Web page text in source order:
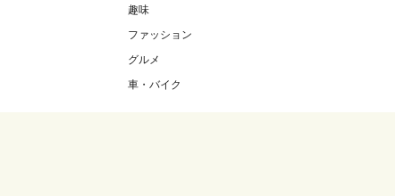
趣味
ファッション
グルメ
車・バイク